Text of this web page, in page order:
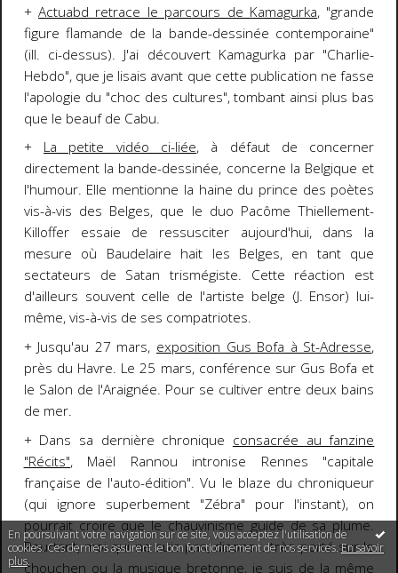
En poursuivant votre navigation sur ce site, vous acceptez l'utilisation de
cookies. Ces derniers assurent le bon fonctionnement de nos services.En savoir
plus.
+Actuabd retrace le parcours de Kamagurka, "grande
figure flamande de la bande-dessinée contemporaine"
(ill. ci-dessus). J'ai découvert Kamagurka par "Charlie-
Hebdo", que je lisais avant que cette publication ne fasse
l'apologie du "choc des cultures", tombant ainsi plus bas
que le beauf de Cabu.
+ La petite vidéo ci-liée, à défaut de concerner
directement la bande-dessinée, concerne la Belgique et
l'humour. Elle mentionne la haine du prince des poètes
vis-à-vis des Belges, que le duo Pacôme Thiellement-
Killoffer essaie de ressusciter aujourd'hui, dans la
mesure où Baudelaire hait les Belges, en tant que
sectateurs de Satan trismégiste. Cette réaction est
d'ailleurs souvent celle de l'artiste belge (J. Ensor) lui-
même, vis-à-vis de ses compatriotes.
+ Jusqu'au 27 mars, exposition Gus Bofa à St-Adresse,
près du Havre. Le 25 mars, conférence sur Gus Bofa et
le Salon de l'Araignée. Pour se cultiver entre deux bains
de mer.
+ Dans sa dernière chronique consacrée au fanzine
"Récits", Maël Rannou intronise Rennes "capitale
française de l'auto-édition". Vu le blaze du chroniqueur
(qui ignore superbement "Zébra" pour l'instant), on
pourrait croire que le chauvinisme guide de sa plume.
Pourtant, moi qui ne suis pas, disons... très porté sur le
chouchen ou la musique bretonne, je suis de la même